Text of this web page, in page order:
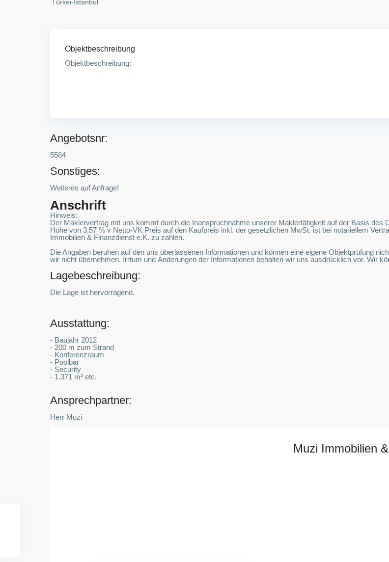
Türkei-Istanbul
Objektbeschreibung
Objektbeschreibung:
Angebotsnr:
5584
Sonstiges:
Weiteres auf Anfrage!
Anschrift
Hinweis:
Der Maklervertrag mit uns kommt durch die Inanspruchnahme unserer Maklertätigkeit auf der Basis des
Höhe von 3,57 % v Netto-VK Preis auf den Kaufpreis inkl. der gesetzlichen MwSt. ist bei notariellem
Immobilien & Finanzdienst e.K. zu zahlen.
Die Angaben beruhen auf den uns überlassenen Informationen und können eine eigene Objektprüfung
wir nicht übernehmen. Irrtum und Änderungen der Informationen behalten wir uns ausdrücklich vor. Wir
Lagebeschreibung:
Die Lage ist hervorragend.
Ausstattung:
- Baujahr 2012
- 200 m zum Strand
- Konferenzraum
- Poolbar
- Security
- 1.371 m² etc.
Ansprechpartner:
Herr Muzi
Muzi Immobilien